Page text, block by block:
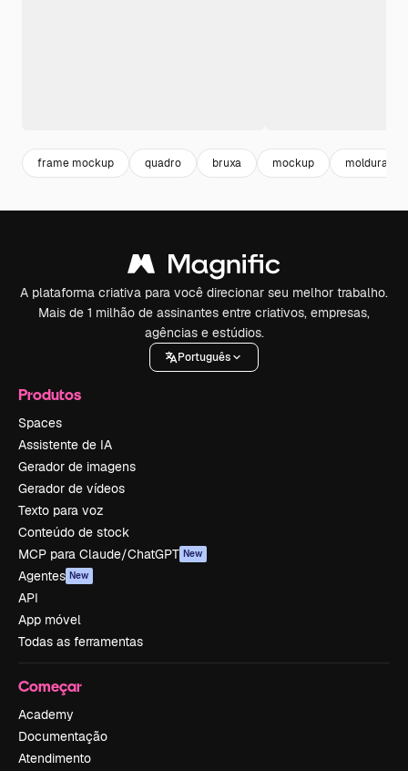
frame mockup quadro bruxa mockup moldura
A plataforma criativa para você direcionar seu melhor trabalho.
Mais de 1 milhão de assinantes entre criativos, empresas,
agências e estúdios.
Português
Produtos
Spaces
Assistente de IA
Gerador de imagens
Gerador de vídeos
Texto para voz
Conteúdo de stock
MCP para Claude/ChatGPT New
Agentes New
API
App móvel
Todas as ferramentas
Começar
Academy
Documentação
Atendimento